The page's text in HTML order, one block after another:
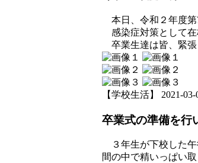
本日、令和２年度第
感染症対策として在
卒業生達は皆、緊張
【学校生活】 2021-03-
卒業式の準備を行
３年生が下校した午
間の中で精いっぱい